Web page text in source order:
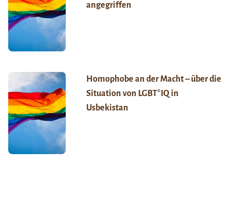
angegriffen
Homophobe an der Macht – über die
Situation von LGBT*IQ in
Usbekistan